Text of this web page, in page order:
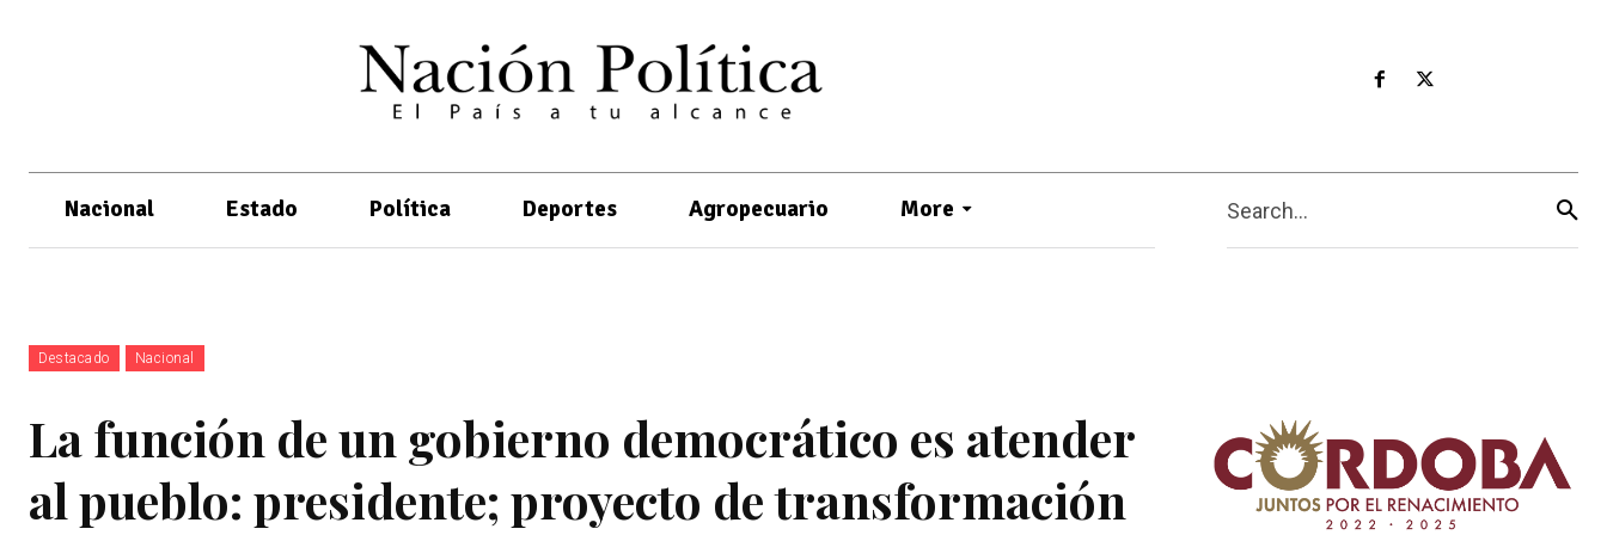
Nacional Estado Política Deportes Agropecuario More Search...
Destacado Nacional
La función de un gobierno democrático es atender
al pueblo: presidente; proyecto de transformación